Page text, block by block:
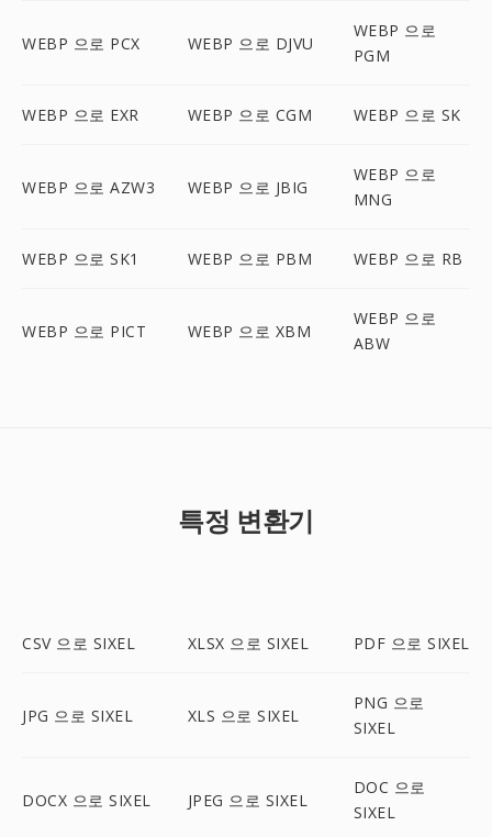
WEBP 으로 PCX WEBP 으로 DJVU
WEBP 으로
PGM
WEBP 으로 EXR WEBP 으로 CGM WEBP 으로 SK
WEBP 으로 AZW3 WEBP 으로 JBIG
WEBP 으로
MNG
WEBP 으로 SK1 WEBP 으로 PBM WEBP 으로 RB
WEBP 으로 PICT WEBP 으로 XBM
WEBP 으로
ABW
특정 변환기
CSV 으로 SIXEL XLSX 으로 SIXEL PDF 으로 SIXEL
JPG 으로 SIXEL XLS 으로 SIXEL
PNG 으로
SIXEL
DOCX 으로 SIXEL JPEG 으로 SIXEL
DOC 으로
SIXEL